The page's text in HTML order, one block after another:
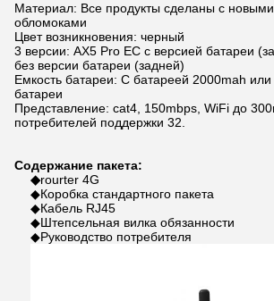
Материал: Все продукты сделаны с
обломоками
Цвет возникновения: черный
3 версии: AX5 Pro ЕС с версией батареи
без версии батареи (задней)
Емкость батареи: С батареей 2000mah или
батареи
Представление: cat4, 150mbps, WiFi до
потребителей поддержки 32.
Содержание пакета:
◆rourter 4G
◆Коробка стандартного пакета
◆Кабель RJ45
◆Штепсельная вилка обязанности
◆Руководство потребителя